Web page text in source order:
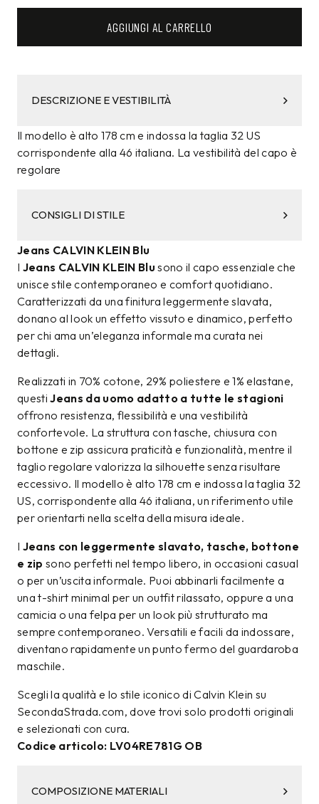
AGGIUNGI AL CARRELLO
DESCRIZIONE E VESTIBILITÀ
Il modello è alto 178 cm e indossa la taglia 32 US
corrispondente alla 46 italiana. La vestibilità del capo è
regolare
CONSIGLI DI STILE
Jeans CALVIN KLEIN Blu
I Jeans CALVIN KLEIN Blu sono il capo essenziale che
unisce stile contemporaneo e comfort quotidiano.
Caratterizzati da una finitura leggermente slavata,
donano al look un effetto vissuto e dinamico, perfetto
per chi ama un’eleganza informale ma curata nei
dettagli.
Realizzati in 70% cotone, 29% poliestere e 1% elastane,
questiJeans da uomo adatto a tutte le stagioni
offrono resistenza, flessibilità e una vestibilità
confortevole. La struttura con tasche, chiusura con
bottone e zip assicura praticità e funzionalità, mentre il
taglio regolare valorizza la silhouette senza risultare
eccessivo. Il modello è alto 178 cm e indossa la taglia 32
US, corrispondente alla 46 italiana, un riferimento utile
per orientarti nella scelta della misura ideale.
I Jeans con leggermente slavato, tasche, bottone
e zip sono perfetti nel tempo libero, in occasioni casual
o per un’uscita informale. Puoi abbinarli facilmente a
una t-shirt minimal per un outfit rilassato, oppure a una
camicia o una felpa per un look più strutturato ma
sempre contemporaneo. Versatili e facili da indossare,
diventano rapidamente un punto fermo del guardaroba
maschile.
Scegli la qualità e lo stile iconico di Calvin Klein su
SecondaStrada.com, dove trovi solo prodotti originali
e selezionati con cura.
Codice articolo: LV04RE781G OB
COMPOSIZIONE MATERIALI